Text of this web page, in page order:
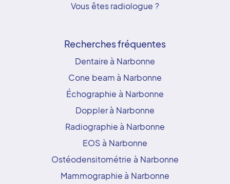
Vous êtes radiologue ?
Recherches fréquentes
Dentaire à Narbonne
Cone beam à Narbonne
Échographie à Narbonne
Doppler à Narbonne
Radiographie à Narbonne
EOS à Narbonne
Ostéodensitométrie à Narbonne
Mammographie à Narbonne